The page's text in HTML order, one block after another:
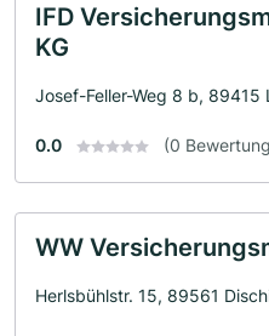
IFD
KG
Josef-Feller-Weg 8 b, 89415
0.0 (0
WW
Herlsbühlstr. 15, 89561